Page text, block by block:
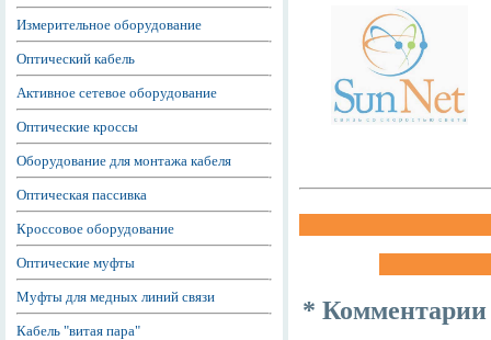
Измерительное оборудование
Оптический кабель
Активное сетевое оборудование
Оптические кроссы
Оборудование для монтажа кабеля
Оптическая пассивка
Кроссовое оборудование
Оптические муфты
Муфты для медных линий связи
Кабель "витая пара"
* Комментарии